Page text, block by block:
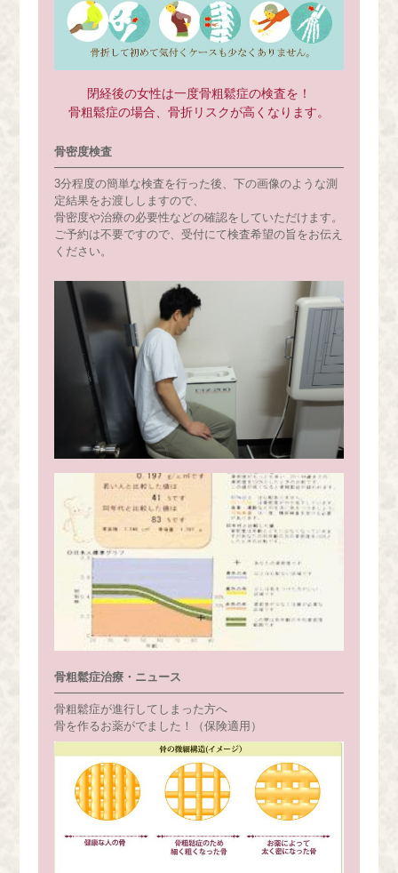
閉経後の女性は一度骨粗鬆症の検査を！
骨粗鬆症の場合、骨折リスクが高くなります。
骨密度検査
3分程度の簡単な検査を行った後、下の画像のような測
定結果をお渡ししますので、
骨密度や治療の必要性などの確認をしていただけます。
ご予約は不要ですので、受付にて検査希望の旨をお伝え
ください。
骨粗鬆症治療・ニュース
骨粗鬆症が進行してしまった方へ
骨を作るお薬がでました！（保険適用）